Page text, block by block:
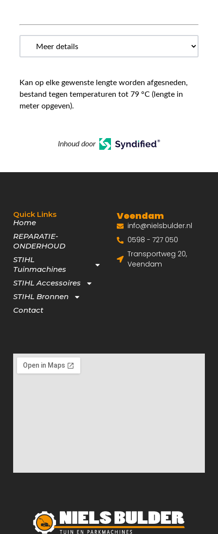
Kan op elke gewenste lengte worden afgesneden,
bestand tegen temperaturen tot 79 °C (lengte in
meter opgeven).
Inhoud door
Quick Links
Home
REPARATIE-
ONDERHOUD
STIHL
Tuinmachines
STIHL Accessoires
STIHL Bronnen
Contact
Veendam
info@nielsbulder.nl
0598 - 727 050
Transportweg 20,
Veendam